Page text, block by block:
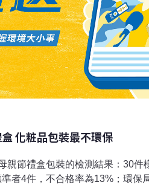
化粧品包裝最不環保
親節禮盒包裝的檢測結果：30件
者4件，不合格率為13%；環保